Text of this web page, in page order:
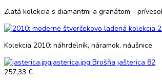
Zlatá kolekcia s diamantmi a granátom -
Kolekcia 2010: náhrdelník, náramok, náušnice
jasterica.jpg Brošňa jašterica 82
257,33 €